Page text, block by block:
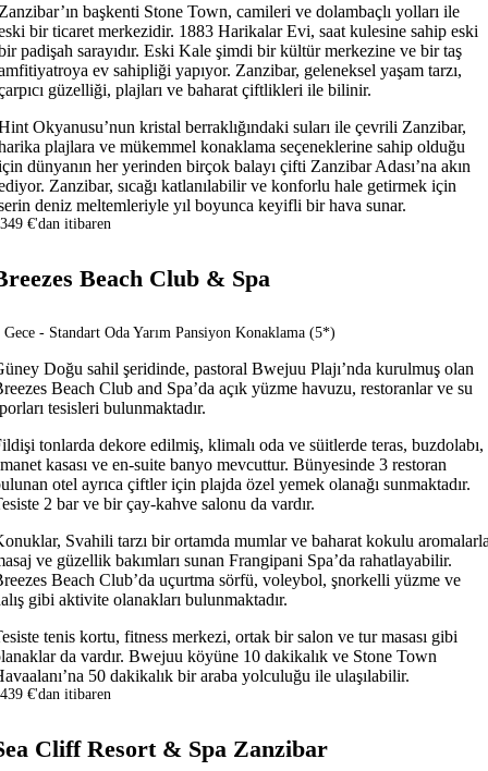
başkenti Stone Town, camileri ve dolambaçlı yolları ile
bir ticaret merkezidir. 1883 Harikalar Evi, saat kulesine sahip eski
padişah sarayıdır. Eski Kale şimdi bir kültür merkezine ve bir taş
ev sahipliği yapıyor. Zanzibar, geleneksel yaşam tarzı,
güzelliği, plajları ve baharat çiftlikleri ile bilinir.
Okyanusu’nun kristal berraklığındaki suları ile çevrili Zanzibar,
plajlara ve mükemmel konaklama seçeneklerine sahip olduğu
dünyanın her yerinden birçok balayı çifti Zanzibar Adası’na akın
Zanzibar, sıcağı katlanılabilir ve konforlu hale getirmek için
deniz meltemleriyle yıl boyunca keyifli bir hava sunar.
€'dan itibaren
Beach Club & Spa
Gece - Standart Oda Yarım Pansiyon Konaklama (5*)
Doğu sahil şeridinde, pastoral Bwejuu Plajı’nda kurulmuş olan
Beach Club and Spa’da açık yüzme havuzu, restoranlar ve su
tesisleri bulunmaktadır.
tonlarda dekore edilmiş, klimalı oda ve süitlerde teras, buzdolabı,
kasası ve en-suite banyo mevcuttur. Bünyesinde 3 restoran
otel ayrıca çiftler için plajda özel yemek olanağı sunmaktadır.
2 bar ve bir çay-kahve salonu da vardır.
Svahili tarzı bir ortamda mumlar ve baharat kokulu
ve güzellik bakımları sunan Frangipani Spa’da rahatlayabilir.
Beach Club’da uçurtma sörfü, voleybol, şnorkelli yüzme ve
gibi aktivite olanakları bulunmaktadır.
tenis kortu, fitness merkezi, ortak bir salon ve tur masası gibi
da vardır. Bwejuu köyüne 10 dakikalık ve Stone Town
50 dakikalık bir araba yolculuğu ile ulaşılabilir.
€'dan itibaren
Cliff Resort & Spa Zanzibar